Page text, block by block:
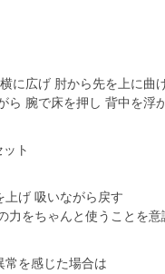
に広げ 肘から先を上に曲
ら 腕で床を押し 背中を浮
ト
上げ 吸いながら戻す
力をちゃんと使うことを意
常を感じた場合は